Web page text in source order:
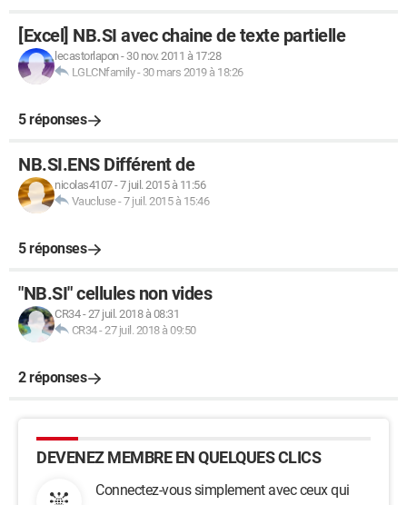
[Excel] NB.SI avec chaine de texte partielle
lecastorlapon- 30 nov. 2011 à 17:28
LGLCNfamily- 30 mars 2019 à 18:26
5 réponses
NB.SI.ENS Différent de
nicolas4107-7 juil. 2015 à 11:56
Vaucluse-7 juil. 2015 à 15:46
5 réponses
"NB.SI" cellules non vides
CR34-27 juil. 2018 à 08:31
CR34-27 juil. 2018 à 09:50
2 réponses
DEVENEZ MEMBRE EN QUELQUES CLICS
Connectez-vous simplement avec ceux qui